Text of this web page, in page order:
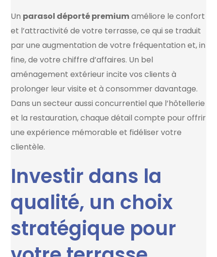
Un parasol déporté premiumaméliore le confort
et l’attractivité de votre terrasse, ce qui se traduit
par une augmentation de votre fréquentation et, in
fine, de votre chiffre d’affaires. Un bel
aménagement extérieur incite vos clients à
prolonger leur visite et à consommer davantage.
Dans un secteur aussi concurrentiel que l’hôtellerie
et la restauration, chaque détail compte pour offrir
une expérience mémorable et fidéliser votre
clientèle.
Investir dans la
qualité, un choix
stratégique pour